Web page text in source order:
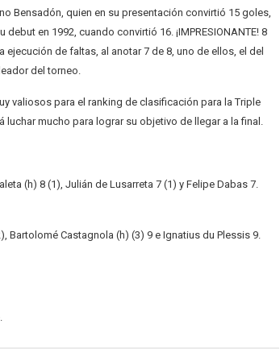
Bensadón, quien en su presentación convirtió 15 goles,
en 1992, cuando convirtió 16. ¡IMPRESIONANTE! 8
de faltas, al anotar 7 de 8, uno de ellos, el del
del torneo.
valiosos para el ranking de clasificación para la Triple
mucho para lograr su objetivo de llegar a la final.
(h) 8 (1), Julián de Lusarreta 7 (1) y Felipe Dabas 7.
Bartolomé Castagnola (h) (3) 9 e Ignatius du Plessis 9.